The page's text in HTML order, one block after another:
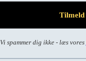
Vi spammer dig ikke - læs vores